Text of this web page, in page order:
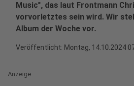
Music", das laut Frontmann
vorvorletztes sein wird. Wir
Album der Woche vor.
Veröffentlicht: Montag, 14.10.2024
Anzeige